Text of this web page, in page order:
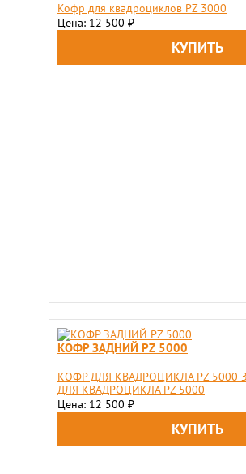
Кофр для квадроциклов PZ 3000
Цена: 12 500 ₽
КОФР ЗАДНИЙ PZ 5000
КОФР ДЛЯ КВАДРОЦИКЛА PZ
ДЛЯ КВАДРОЦИКЛА PZ 5000
Цена: 12 500 ₽